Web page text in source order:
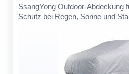
SsangYong Outdoor-Abdeckung
Schutz bei Regen, Sonne und